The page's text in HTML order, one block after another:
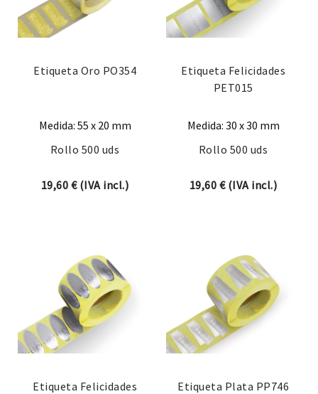
Etiqueta Oro PO354
Medida: 55 x 20 mm
Rollo 500 uds
19,60 €(IVA incl.)
Etiqueta Felicidades
PET015
Medida: 30 x 30 mm
Rollo 500 uds
19,60 €(IVA incl.)
Etiqueta Felicidades
Etiqueta Plata PP746